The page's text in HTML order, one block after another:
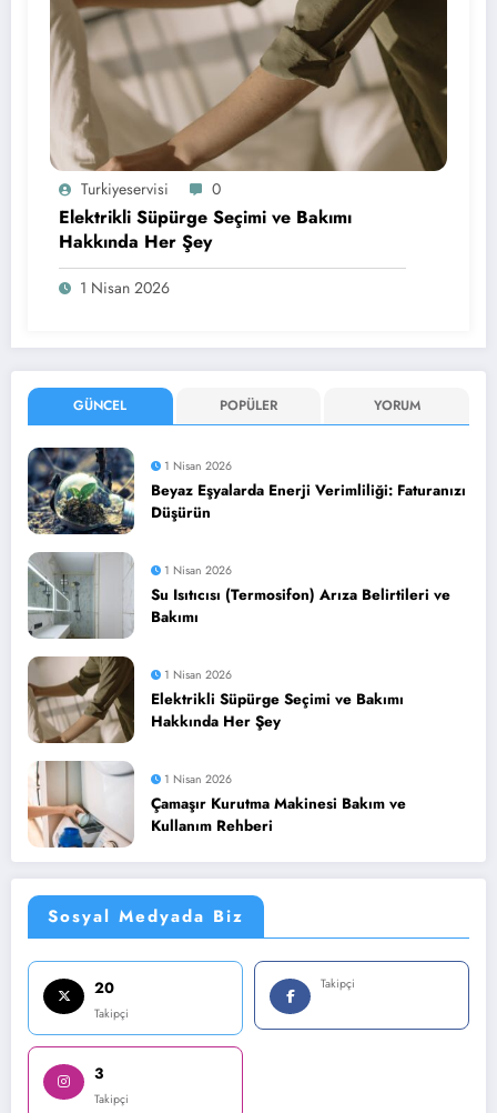
Turkiyeservisi 0
Elektrikli Süpürge Seçimi ve Bakımı
Hakkında Her Şey
1 Nisan 2026
GÜNCEL POPÜLER YORUM
1 Nisan 2026
Beyaz Eşyalarda Enerji Verimliliği: Faturanızı
Düşürün
1 Nisan 2026
Su Isıtıcısı (Termosifon) Arıza Belirtileri ve
Bakımı
1 Nisan 2026
Elektrikli Süpürge Seçimi ve Bakımı
Hakkında Her Şey
1 Nisan 2026
Çamaşır Kurutma Makinesi Bakım ve
Kullanım Rehberi
Sosyal Medyada Biz
20
Takipçi
Takipçi
3
Takipçi